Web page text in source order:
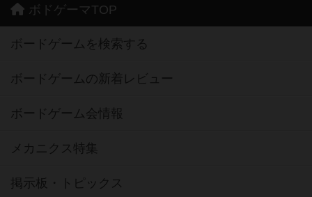
ボドゲーマTOP
ボードゲームを検索する
ボードゲームの新着レビュー
ボードゲーム会情報
メカニクス特集
掲示板・トピックス